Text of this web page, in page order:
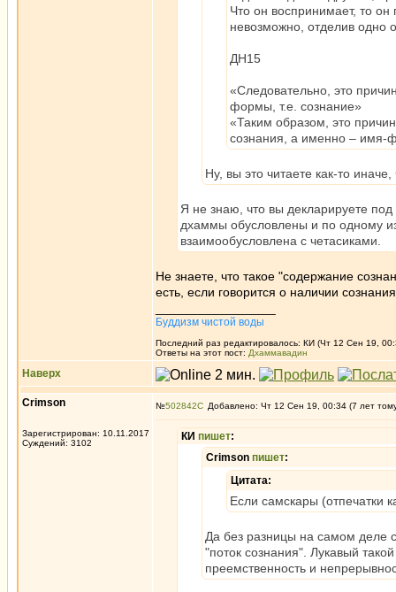
Что он воспринимает, то
невозможно, отделив одно
ДН15
«Следовательно, это
формы, т.е. сознание»
«Таким образом, это
сознания, а именно – имя-
Ну, вы это читаете как-то
Я не знаю, что вы декларируете
дхаммы обусловлены и по одному
взаимообусловлена с четасиками.
Не знаете, что такое "содержание
есть, если говорится о наличии
Буддизм чистой воды
Последний раз редактировалось: КИ (Чт 12 Сен 19,
Ответы на этот пост: Дхаммавадин
Наверх
Crimson
Зарегистрирован: 10.11.2017
Суждений: 3102
№502842 Добавлено: Чт 12 Сен 19, 00:34 (7 лет
КИ пишет:
Crimson пишет:
Цитата:
Если самскары (отпечатки
Да без разницы на самом деле
"поток сознания". Лукавый
преемственность и